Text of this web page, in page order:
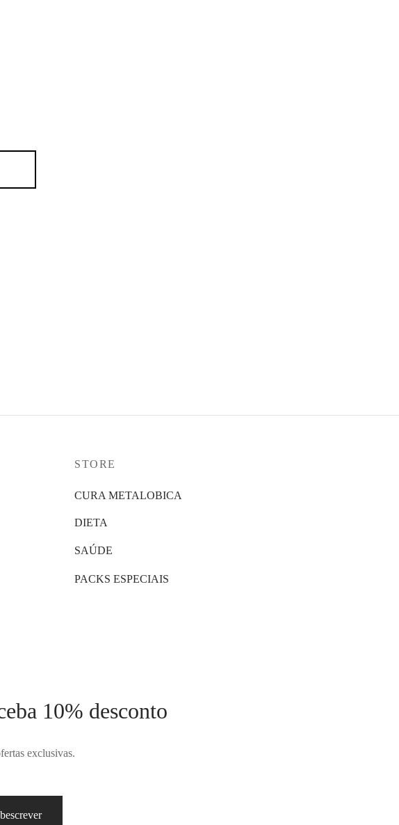
STORE
CURA METALOBICA
DIETA
SAÚDE
PACKS ESPECIAIS
10% desconto
exclusivas.